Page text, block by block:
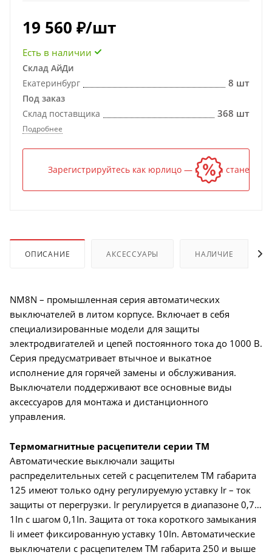
19 560 ₽/шт
Есть в наличии
Склад АйДи
Екатеринбург
8 шт
Под заказ
Склад поставщика
368 шт
Подробнее
Зарегистрируйтесь как юрлицо — и цена станет
ОПИСАНИЕ АКСЕССУАРЫ НАЛИЧИЕ
NM8N – промышленная серия автоматических
выключателей в литом корпусе. Включает в себя
специализированные модели для защиты
электродвигателей и цепей постоянного тока до 1000 В.
Серия предусматривает втычное и выкатное
исполнение для горячей замены и обслуживания.
Выключатели поддерживают все основные виды
аксессуаров для монтажа и дистанционного
управления.
Термомагнитные расцепители серии TM
Автоматические выключали защиты
распределительных сетей с расцепителем TM габарита
125 имеют только одну регулируемую уставку Ir – ток
защиты от перегрузки. Ir регулируется в диапазоне 0,7…
1In с шагом 0,1In. Защита от тока короткого замыкания
Ii имеет фиксированную уставку 10In. Автоматические
выключатели c расцепителем TM габарита 250 и выше